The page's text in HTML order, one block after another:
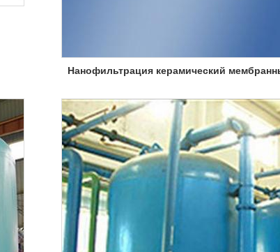
Нанофильтрация керамический